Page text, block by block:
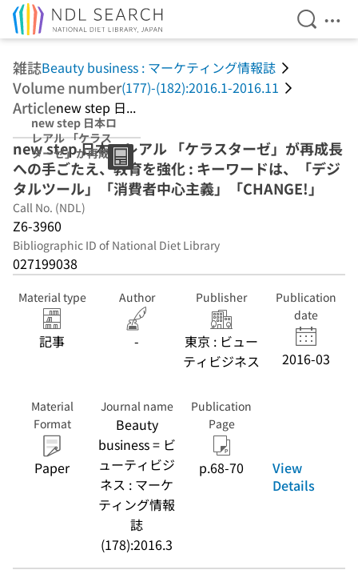
Open
雑誌Beauty business : マーケティング情報誌
Volume number(177)-(182):2016.1-2016.11
Articlenew step 日...
new step 日本ロ
レアル 「ケラス
ターゼ」が再成長
への手ごたえ、教
育を強化 : キーワ
ードは、「デジタ
ルツール」「消費
者中心主義」
「CHANGE!」
new step 日本ロレアル 「ケラスターゼ」が再成長
への手ごたえ、教育を強化 : キーワードは、「デジ
タルツール」「消費者中心主義」「CHANGE!」
Call No. (NDL)
Z6-3960
Bibliographic ID of National Diet Library
027199038
Material type
記事
Author
-
Publisher
東京 : ビュー
ティビジネス
Publication
date
2016-03
Material
Format
Paper
Journal name
Beauty
business = ビ
ューティビジ
ネス : マーケ
ティング情報
誌
(178):2016.3
Publication
Page
p.68-70
View
Details